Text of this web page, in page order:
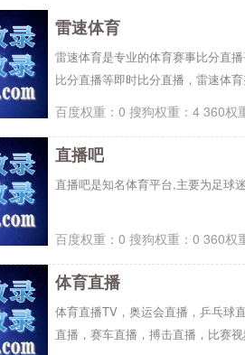
雷速体育
雷速体育是专业的体育赛事比分直
比分直播等即时比分直播，雷速体
百度权重：0 搜狗权重：4 360权
直播吧
直播吧是知名体育平台,主要为足球
百度权重：0 搜狗权重：0 360权
体育直播
体育直播TV，奥运会直播，乒乓球
直播，赛车直播，搏击直播，比赛